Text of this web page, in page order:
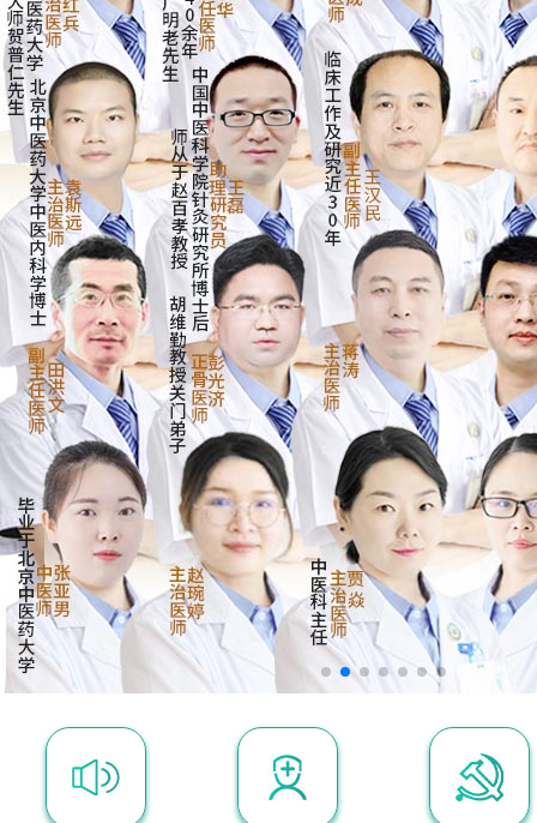
党员先锋 Party Building
医保政策 Medical insurance policy
来院路线 Hospital Route
预约挂号 Appointment Registration
电话挂号